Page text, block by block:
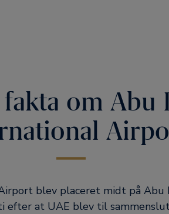
om Abu
blev placeret midt på Abu
efter at UAE blev til